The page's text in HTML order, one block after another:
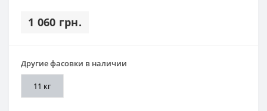
1 060 грн.
Другие фасовки в наличии
11 кг